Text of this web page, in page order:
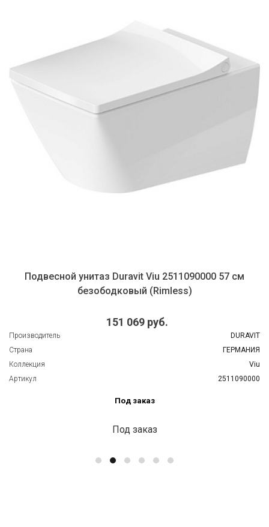
Подвесной унитаз Duravit Viu 2511090000 57 см
безободковый (Rimless)
151 069 руб.
Производитель
DURAVIT
Страна
ГЕРМАНИЯ
Коллекция
Viu
Артикул
2511090000
Под заказ
Под заказ